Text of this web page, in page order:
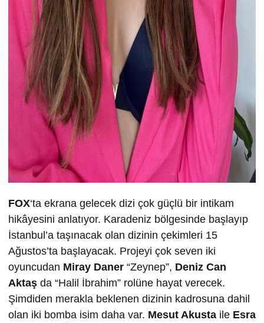
FOX‘ta ekrana gelecek dizi çok güçlü bir intikam
hikâyesini anlatıyor. Karadeniz bölgesinde başlayıp
İstanbul’a taşınacak olan dizinin çekimleri 15
Ağustos’ta başlayacak. Projeyi çok seven iki
oyuncudan Miray Daner “Zeynep”, Deniz Can
Aktaş da “Halil İbrahim” rolüne hayat verecek.
Şimdiden merakla beklenen dizinin kadrosuna dahil
olan iki bomba isim daha var. Mesut Akusta ile Esra